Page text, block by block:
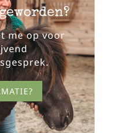
me op voor